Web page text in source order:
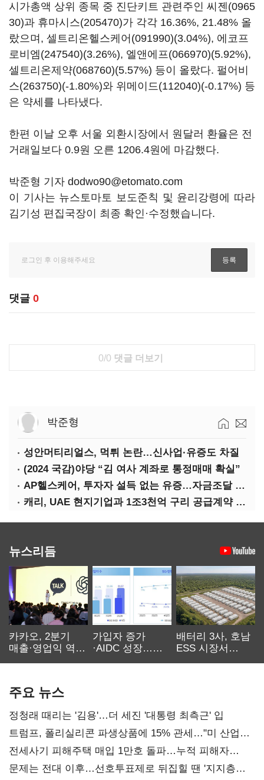
시가총액 상위 종목 중 진단키트 관련주인 씨젠(0965
30)과 휴마시스(205470)가 각각 16.36%, 21.48% 올
랐으며, 셀트리온헬스케어(091990)(3.04%), 에코프
로비엠(247540)(3.26%), 엘앤에프(066970)(5.92%),
셀트리온제약(068760)(5.57%) 등이 올랐다. 펄어비
스(263750)(-1.80%)와 위메이드(112040)(-0.17%) 등
은 약세를 나타냈다.
한편 이날 오후 서울 외환시장에서 원달러 환율은 전
거래일보다 0.9원 오른 1206.4원에 마감했다.
박준형 기자 dodwo90@etomato.com
이 기사는 뉴스토마토 보도준칙 및 윤리강령에 따라
김기성 편집국장이 최종 확인·수정했습니다.
댓글 0
0/0 댓글 더보기
박준형
성안머티리얼스, 먹튀 논란…신사업·유증도 차질
(2024 국감)야당 “김 여사 계좌로 통정매매 확실”
AP헬스케어, 투자자 설득 없는 유증…자금조달 ‘빨간불’
캐리, UAE 현지기업과 1조3천억 구리 공급계약 체결
뉴스리듬
카카오, 2분기
매출·영업익 역대
가입자 증가
·AIDC 성장…
배터리 3사, 호남
ESS 시장서
주요 뉴스
정청래 때리는 '김용'…더 세진 '대통령 최측근' 입
트럼프, 폴리실리콘 파생상품에 15% 관세…"미 산업
재건"
전세사기 피해주택 매입 1만호 돌파…누적 피해자
4만278명
문제는 전대 이후…선호투표제로 뒤집힐 땐 '지지층